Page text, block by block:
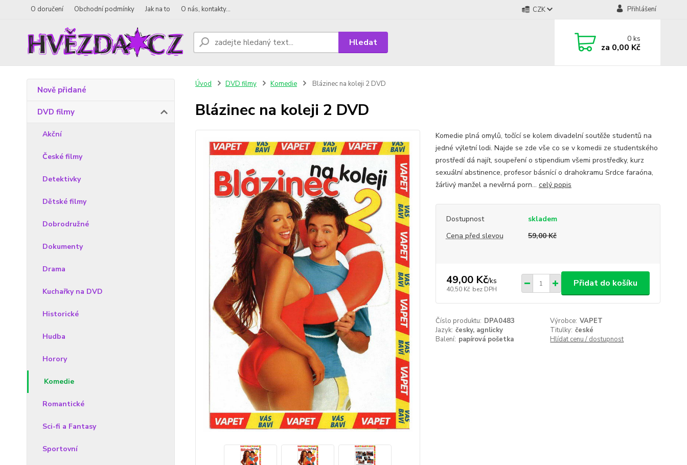
O doručení Obchodní podmínky Jak na to O nás, kontakty... CZK Přihlášení
Hledat 0ks
za 0,00 Kč
Nově přidané
DVD filmy
Akční
České filmy
Detektivky
Dětské filmy
Dobrodružné
Dokumenty
Drama
Kuchařky na DVD
Historické
Hudba
Horory
Komedie
Romantické
Sci-fi a Fantasy
Sportovní
Úvod DVD filmy Komedie Blázinec na koleji 2 DVD
Blázinec na koleji 2 DVD
Komedie plná omylů, točící se kolem divadelní soutěže studentů na
jedné výletní lodi. Najde se zde vše co se v komedii ze studentského
prostředí dá najít, soupeření o stipendium všemi prostředky, kurz
sexuální abstinence, profesor básnící o drahokramu Srdce faraóna,
žárlivý manžel a nevěrná porn... celý popis
Dostupnost
skladem
Cena před slevou
59,00 Kč
49,00 Kč/ks
40,50 Kč bez DPH
Přidat do košíku
Číslo produktu: DPA0483 Výrobce: VAPET
Jazyk: česky, agnlicky Titulky: české
Balení: papírová pošetka Hlídat cenu / dostupnost